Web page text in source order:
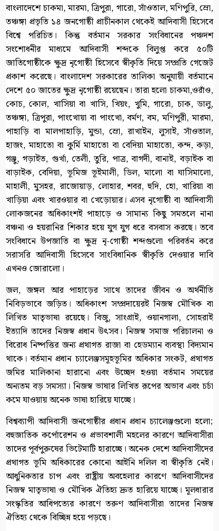
বাংলাদেশে চাকমা, মারমা, ত্রিপুরা, গারো, সাঁওতাল, মণিপুরি, ম্রো,
তঞ্চঙ্গা প্রভৃতি ১৪ জনগোষ্ঠী প্রাচীনকাল থেকেই আদিবাসী হিসেবে
বিশ্বে পরিচিত। কিন্তু বর্তমান সরকার সংবিধানের পঞ্চদশ
সংশোধনীর মাধ্যমে আদিবাসী শব্দকে বিলুপ্ত করে ৫০টি
জাতিগোষ্ঠীকে ক্ষুদ্র নৃগোষ্ঠী হিসেবে স্বীকৃতি দিয়ে সম্প্রতি গেজেট
প্রকাশ করেছে। বাংলাদেশ সরকারের তালিকা অনুযায়ী বর্তমানে
দেশে ৫০ জাতের ক্ষুদ্র নৃগোষ্ঠী রয়েছেন। তারা হলো চাকমা,ওরাঁও,
কোচ, কোল, খাসিয়া বা খাসি, খিয়ং, খুমি, গারো, চাক, ডালু,
তঞ্চঙ্গা, ত্রিপুরা, পাংখোয়া বা পাংখো, বর্মণ, বম, মণিপুরী, মারমা,
পাহাড়ি বা মালপাহাড়ি, মুন্ডা, ম্রো, রাখাইন, লুসাই, সাঁওতাল,
হাজং, মাহাতো বা কুর্মি মাহাতো বা বেদিয়া মাহাতো, কন্দ, কড়া,
গঞ্জু, গড়াইত, গুর্খা, তেলী, তুরি, পাত্র, বাগদী, বানাই, বড়াইক বা
বাড়াইক, বেদিয়া, ভূমিজ ভূইমালী, ডিল, মালো বা ঘাসিমালো,
মাহালী, মুসহর, রাজোয়াড়, লোহার, শবর, হুদি, হো, খারিয়া বা
খাড়িয়া এবং খারওয়ার বা খেড়োয়ার। এসব নৃগোষ্ঠী বা আদিবাসী
লোকজনের অধিকাংশই পাহাড়ে ও সামান্য কিছু সমতলে নানা
বঞ্চনা ও হয়রানির শিকার হয়ে যুগ যুগ ধরে বসবাস করছে। তবে
সংবিধানে উপজাতি বা ক্ষুদ্র নৃ-গোষ্ঠী শব্দগুলো পরিবর্তন করে
সরাসরি আদিবাসী হিসেবে সাংবিধানিক স্বীকৃতি দেওয়ার দাবি
এখনও জোরালো।
জল, জঙ্গল আর পাহাড়ের সাথে তাদের জীবন ও অর্থনীতি
নিবিড়ভাবে জড়িত। অধিকাংশ সম্প্রদায়েরই নিজস্ব মৌখিক বা
লিখিত মাতৃভাষা রয়েছে। বিজু, সাংগ্রাই, ওয়ানগালা, সোহরাই
ইত্যাদি তাদের নিজস্ব প্রধান উৎসব। নিজস্ব সমাজ পরিচালনা ও
বিরোধ নিষ্পত্তির জন্য প্রথাগত রাজা বা হেডম্যান ব্যবস্থা বিদ্যমান
থাকে। বর্তমান প্রধান চ্যালেঞ্জসমূহভূমির অধিকার সংকট, প্রথাগত
জমির মালিকানা হারানো এবং উচ্ছেদ হওয়া বর্তমান সময়ের
অন্যতম বড় সমস্যা। নিজস্ব ভাষার লিখিত রূপের অভাব এবং চর্চা
কমে যাওয়ায় অনেক ভাষা হারিয়ে যাচ্ছে।
বিশ্বব্যাপী আদিবাসী জনগোষ্ঠীর প্রধান প্রধান চ্যালেঞ্জগুলো হলো;
বহুজাতিক কর্পোরেশন ও প্রভাবশালী মহলের কারণে আদিবাসীরা
তাদের পূর্বপুরুষের ভিটেমাটি হারাচ্ছে। অনেক দেশে আদিবাসীদের
প্রথাগত ভূমি অধিকারের কোনো আইনি দলিল বা স্বীকৃতি নেই।
আধুনিকতার চাপ এবং রাষ্ট্রীয় অবহেলার কারণে আদিবাসীদের
নিজস্ব মাতৃভাষা ও মৌখিক ঐতিহ্য দ্রুত হারিয়ে যাচ্ছে। মূলধারার
সংস্কৃতির আধিপত্যের কারণে তরুণ আদিবাসীরা তাদের নিজস্ব
ঐতিহ্য থেকে বিচ্ছিন্ন হয়ে পড়ছে।